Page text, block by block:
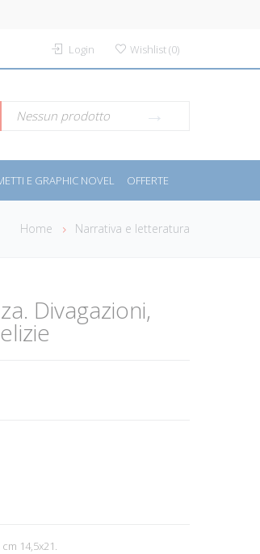
Login Wishlist(0)
Nessun prodotto
E GRAPHIC NOVEL OFFERTE
Home Narrativa e letteratura
Divagazioni,
14,5x21.